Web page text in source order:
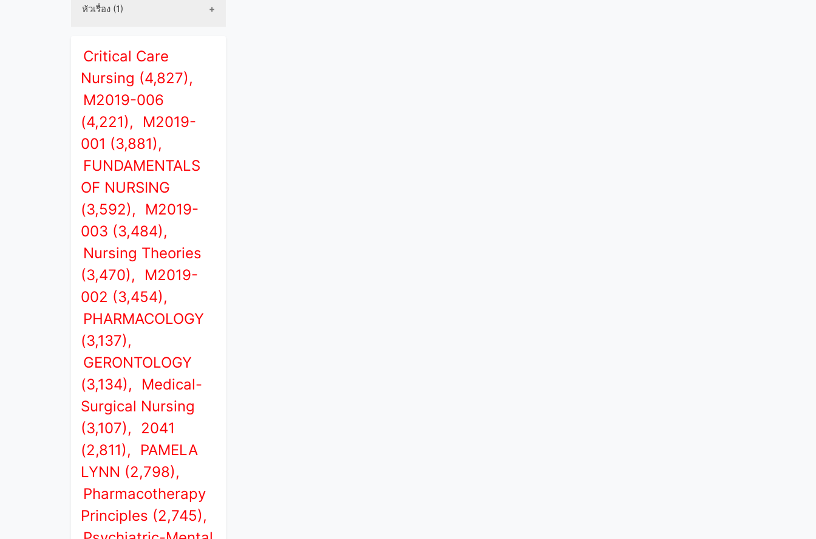
หัวเรื่อง (1)
Critical Care
Nursing (4,827),
M2019-006
(4,221),
M2019-
001 (3,881),
FUNDAMENTALS
OF NURSING
(3,592),
M2019-
003 (3,484),
Nursing Theories
(3,470),
M2019-
002 (3,454),
PHARMACOLOGY
(3,137),
GERONTOLOGY
(3,134),
Medical-
Surgical Nursing
(3,107),
2041
(2,811),
PAMELA
LYNN (2,798),
Pharmacotherapy
Principles (2,745),